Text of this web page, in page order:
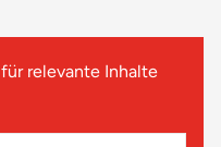
für relevante Inhalte